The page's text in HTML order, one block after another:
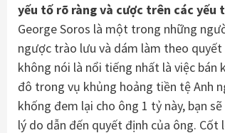
yếu tố rõ ràng và cược trên các yếu
George Soros là một trong những
ngược trào lưu và dám làm theo
không nói là nổi tiếng nhất là việc
đô trong vụ khủng hoảng tiền tệ Anh
khống đem lại cho ông 1 tỷ này, bạn
lý do dẫn đến quyết định của ông.